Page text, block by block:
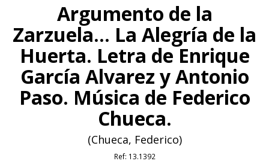
Argumento de la
Zarzuela... La Alegría de la
Huerta. Letra de Enrique
García Alvarez y Antonio
Paso. Música de Federico
Chueca.
(Chueca, Federico)
Ref: 13.1392